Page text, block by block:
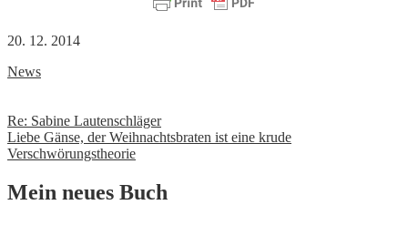
20. 12. 2014
News
Beitrags-
Navigation
Re: Sabine Lautenschläger
Liebe Gänse, der Weihnachtsbraten ist eine krude
Verschwörungstheorie
Mein neues Buch